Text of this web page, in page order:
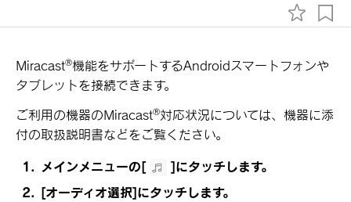
Miracast‍®機能をサポートするAndroidスマートフォンや
タブレットを接続できます。
ご利用の機器のMiracast‍®対応状況については、機器に添
付の取扱説明書などをご覧ください。
メインメニューの[‍ ‍]にタッチします。
[‍オーディオ選択‍]にタッチします。